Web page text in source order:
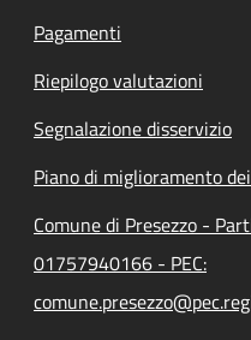
Pagamenti
Riepilogo valutazioni
Segnalazione disservizio
Piano di miglioramento
Comune di Presezzo -
01757940166 - PEC: